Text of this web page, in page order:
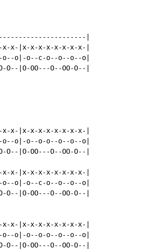
|
x-|x-x-x-x-x-x-x-x-|
o|-o--c-o--o--o--o|
O--|O-OO---O--OO-O--|
x-|x-x-x-x-x-x-x-x-|
o|-o--o-o--o--o--o|
O--|O-OO---O--OO-O--|
x-|x-x-x-x-x-x-x-x-|
o|-o--c-o--o--o--o|
O--|O-OO---O--OO-O--|
x-|x-x-x-x-x-x-x-x-|
o|-o--o-o--o--o--o|
O--|O-OO---O--OO-O--|